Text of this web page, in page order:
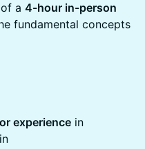
a 4-hour in-person
fundamental concepts
experience in